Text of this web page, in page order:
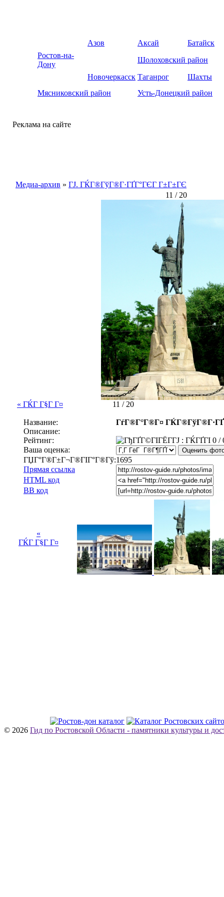
Азов Аксай
Батайск
Ростов-на-
Дону
Шолоховский район
Новочеркасск Таганрог
Шахты
Мясниковский район
Усть-Донецкий район
Реклама на сайте
Медиа-архив » ГЈ. ГЌГ®ГўГ®Г·ГҐГ°ГЄГ Г±Г±ГЄ
11 / 20
« ГЌГ Г§Г Г¤ 11 / 20
Название:
ГѓГ®Г°Г®Г¤
Описание:
Рейтинг:
0 /
Ваша оценка:
ГЏГ°Г®Г±Г¬Г®ГІГ°Г®Гў:1695
Прямая ссылка
HTML код
BB код
«
ГЌГ Г§Г Г¤
© 2026 Гид по Ростовской Области - памятники культуры и